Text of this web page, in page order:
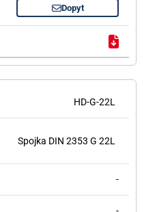
Dopyt
HD-G-22L
Spojka DIN 2353 G 22L
-